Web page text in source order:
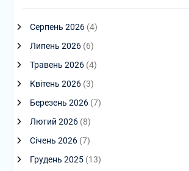
Серпень 2026(4)
Липень 2026(6)
Травень 2026(4)
Квітень 2026(3)
Березень 2026(7)
Лютий 2026(8)
Січень 2026(7)
Грудень 2025(13)